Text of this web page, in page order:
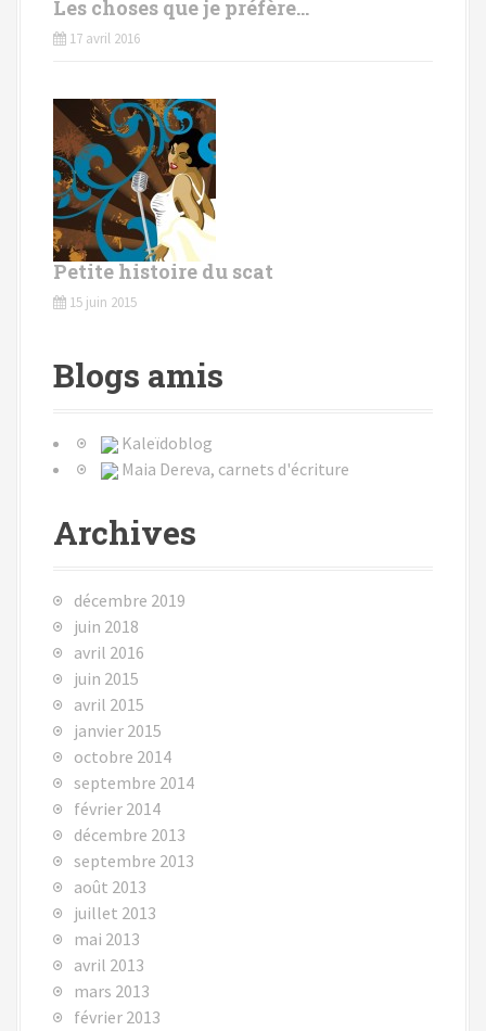
Les choses que je préfère…
17 avril 2016
Petite histoire du scat
15 juin 2015
Blogs amis
Kaleïdoblog
Maia Dereva, carnets d'écriture
Archives
décembre 2019
juin 2018
avril 2016
juin 2015
avril 2015
janvier 2015
octobre 2014
septembre 2014
février 2014
décembre 2013
septembre 2013
août 2013
juillet 2013
mai 2013
avril 2013
mars 2013
février 2013